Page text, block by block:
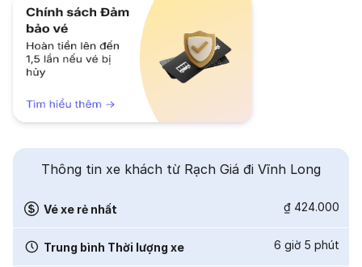
Thông tin xe khách từ Rạch Giá đi Vĩnh Long
Vé xe rẻ nhất ₫ 424.000
Trung bình Thời lượng xe 6 giờ 5 phút